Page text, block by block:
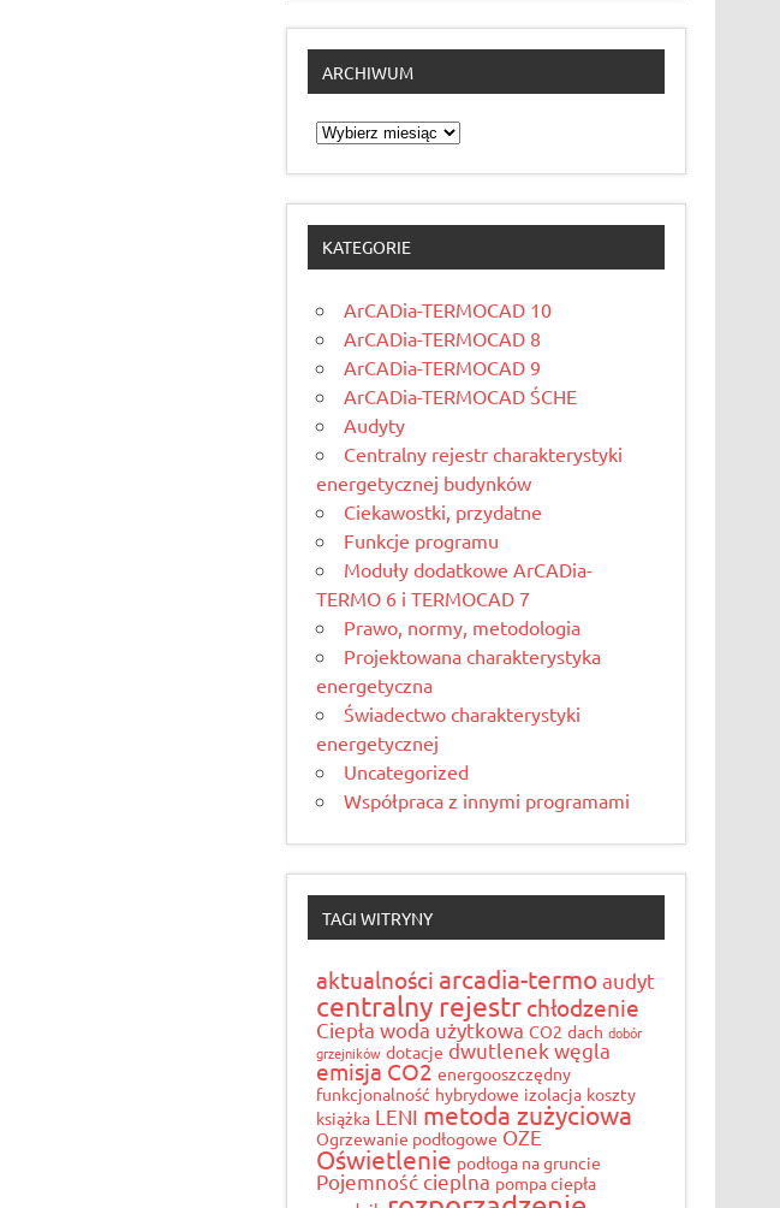
ARCHIWUM
Archiwum
KATEGORIE
ArCADia-TERMOCAD 10
ArCADia-TERMOCAD 8
ArCADia-TERMOCAD 9
ArCADia-TERMOCAD ŚCHE
Audyty
Centralny rejestr charakterystyki
energetycznej budynków
Ciekawostki, przydatne
Funkcje programu
Moduły dodatkowe ArCADia-
TERMO 6 i TERMOCAD 7
Prawo, normy, metodologia
Projektowana charakterystyka
energetyczna
Świadectwo charakterystyki
energetycznej
Uncategorized
Współpraca z innymi programami
TAGI WITRYNY
aktualności arcadia-termo audyt
centralny rejestr chłodzenie
Ciepła woda użytkowa CO2 dach dobór
grzejników dotacje dwutlenek węgla
emisja CO2 energooszczędny
funkcjonalność hybrydowe izolacja koszty
książka LENI metoda zużyciowa
Ogrzewanie podłogowe OZE
Oświetlenie podłoga na gruncie
Pojemność cieplna pompa ciepła